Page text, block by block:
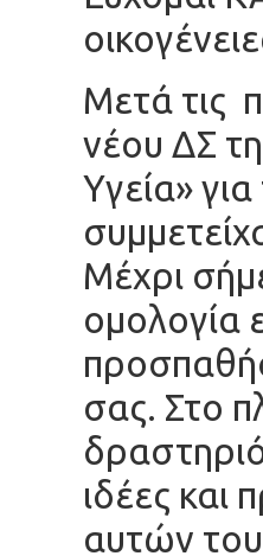
Μετά τις
νέου ΔΣ
Υγεία»
Μέχρι
ομολογία
σας. Στο
ιδέες και
αυτών